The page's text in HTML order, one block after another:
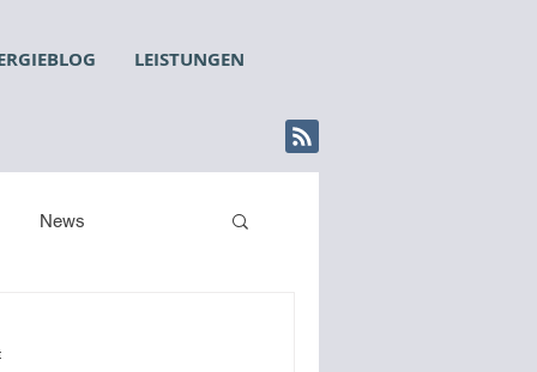
LEISTUNGEN
News